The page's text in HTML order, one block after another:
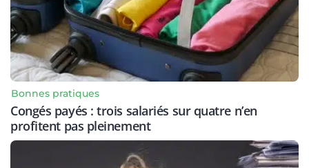
Bonnes pratiques
Congés payés : trois salariés sur quatre n’en
profitent pas pleinement